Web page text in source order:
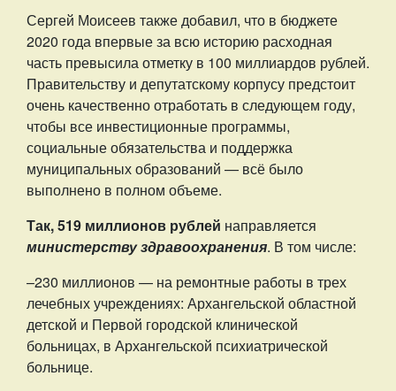
Сергей Моисеев также добавил, что в бюджете
2020 года впервые за всю историю расходная
часть превысила отметку в 100 миллиардов рублей.
Правительству и депутатскому корпусу предстоит
очень качественно отработать в следующем году,
чтобы все инвестиционные программы,
социальные обязательства и поддержка
муниципальных образований — всё было
выполнено в полном объеме.
Так, 519 миллионов рублей направляется
министерству здравоохранения. В том числе:
–230 миллионов — на ремонтные работы в трех
лечебных учреждениях: Архангельской областной
детской и Первой городской клинической
больницах, в Архангельской психиатрической
больнице.